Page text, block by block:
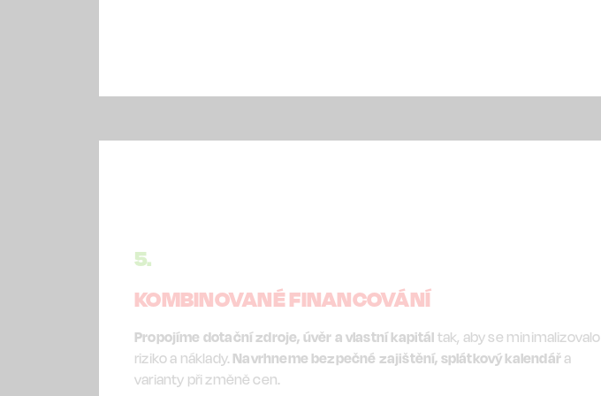
5.
KOMBINOVANÉ FINANCOVÁNÍ
Propojíme dotační zdroje, úvěr a vlastní kapitál tak, aby se minimalizovalo
riziko a náklady. Navrhneme bezpečné zajištění, splátkový kalendářa
varianty při změně cen.